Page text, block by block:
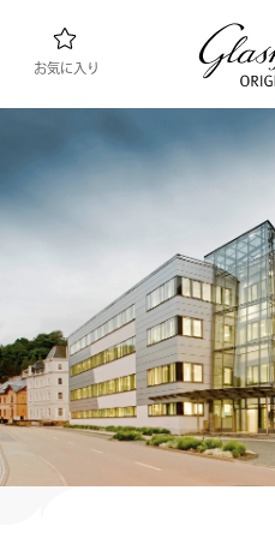
お気に入り
ウォッチファインダー
コレクション
コレクションを見る
ブランド “グラスヒュッ
いて
マニュファクチュールについて
小売業者
ブティックとショップ